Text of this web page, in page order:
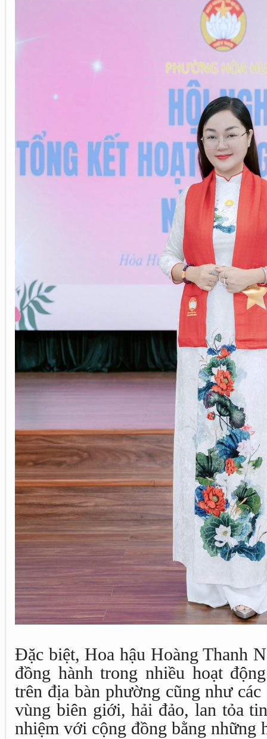
Đặc biệt, Hoa hậu Hoàng Thanh
đồng hành trong nhiều hoạt
trên địa bàn phường cũng như
vùng biên giới, hải đảo, lan tỏa
nhiệm với cộng đồng bằng những